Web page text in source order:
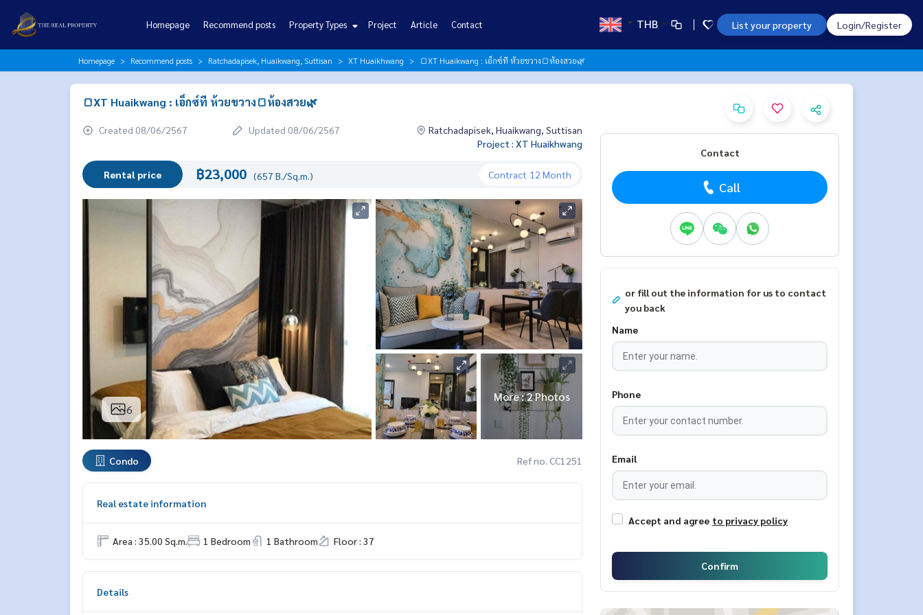
Homepage Recommend posts Property Types Project Article Contact THB List your property Login/Register
Homepage Recommend posts Ratchadapisek, Huaikwang, Suttisan XT Huaikhwang 🍞XT Huaikwang : เอ็กซ์ที ห้วยขวาง🍞ห้องสวย🌿
🍞XT Huaikwang : เอ็กซ์ที ห้วยขวาง🍞ห้องสวย🌿
Created 08/06/2567 Updated 08/06/2567
Ratchadapisek, Huaikwang, Suttisan
Project : XT Huaikhwang
Rental price ฿23,000 (657 B./Sq.m.) Contract 12 Month
6
More : 2 Photos
Condo Ref no. CC1251
Real estate information
Area : 35.00 Sq.m. 1 Bedroom 1 Bathroom Floor : 37
Details
Contact
Call
or fill out the information for us to contact
you back
Name
Phone
Email
Accept and agree to privacy policy
Confirm